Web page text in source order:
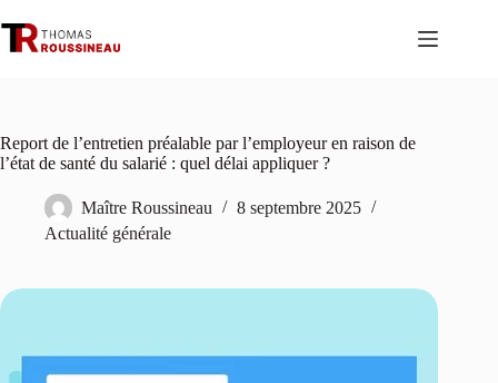
au
contenu
Report de l’entretien préalable par l’employeur en raison de
l’état de santé du salarié : quel délai appliquer ?
Maître Roussineau
8 septembre 2025
Actualité générale